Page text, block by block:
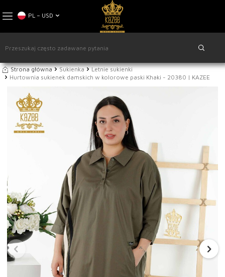
PL − USD
Strona główna Sukienka
Letnie sukienki
Hurtownia sukienek damskich w kolorowe paski Khaki - 20380 | KAZEE